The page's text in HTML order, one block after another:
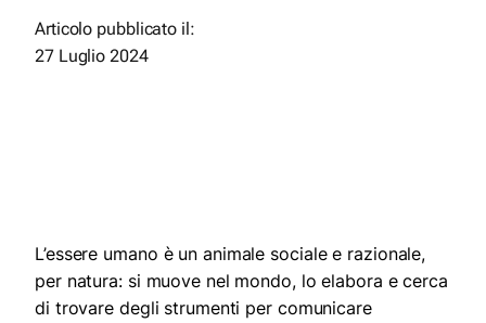
Articolo pubblicato il:
27 Luglio 2024
L’essere umano è un animale sociale e razionale,
per natura: si muove nel mondo, lo elabora e cerca
di trovare degli strumenti per comunicare